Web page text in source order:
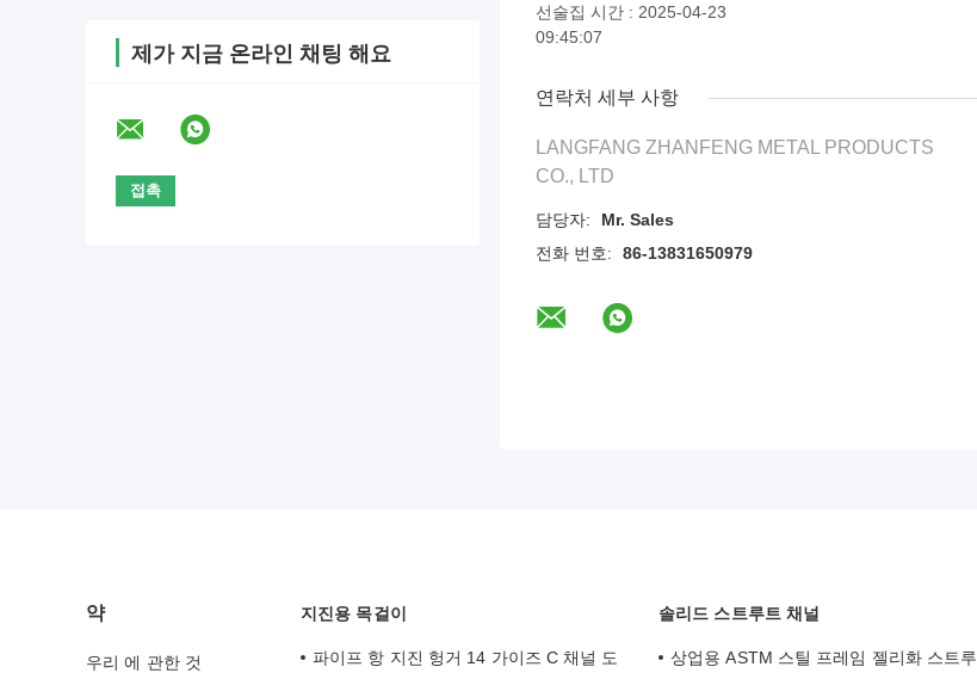
제가 지금 온라인 채팅 해요
선술집 시간 : 2025-04-23
09:45:07
연락처 세부 사항
LANGFANG ZHANFENG METAL PRODUCTS
CO., LTD
담당자:
Mr. Sales
전화 번호:
86-13831650979
약
우리 에 관한 것
지진용 목걸이
파이프 항 지진 헝거 14 가이즈 C 채널 도
솔리드 스트루트 채널
상업용 ASTM 스틸 프레임 젤리화 스트루